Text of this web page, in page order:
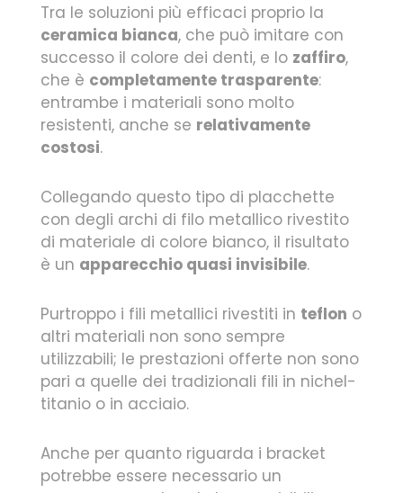
Tra le soluzioni più efficaci proprio la
ceramica bianca, che può imitare con
successo il colore dei denti, e lo zaffiro,
che è completamente trasparente:
entrambe i materiali sono molto
resistenti, anche se relativamente
costosi.
Collegando questo tipo di placchette
con degli archi di filo metallico rivestito
di materiale di colore bianco, il risultato
è un apparecchio quasi invisibile.
Purtroppo i fili metallici rivestiti in teflon o
altri materiali non sono sempre
utilizzabili; le prestazioni offerte non sono
pari a quelle dei tradizionali fili in nichel-
titanio o in acciaio.
Anche per quanto riguarda i bracket
potrebbe essere necessario un